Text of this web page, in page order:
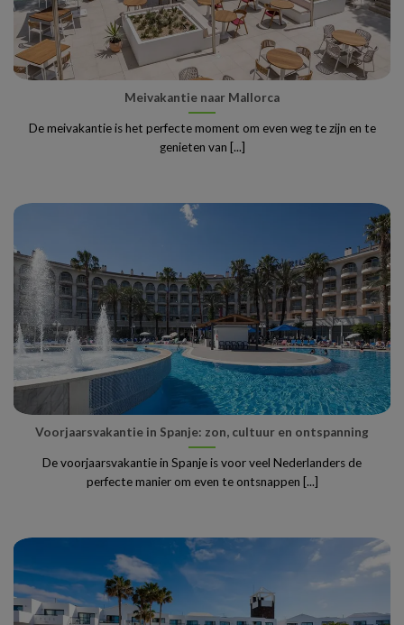
Meivakantie naar Mallorca
De meivakantie is het perfecte moment om even weg te zijn en te
genieten van [...]
Voorjaarsvakantie in Spanje: zon, cultuur en ontspanning
De voorjaarsvakantie in Spanje is voor veel Nederlanders de
perfecte manier om even te ontsnappen [...]